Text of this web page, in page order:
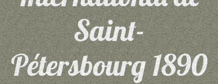
Saint-
Pétersbourg 1890